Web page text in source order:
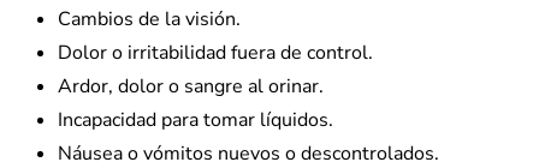
Cambios de la visión.
Dolor o irritabilidad fuera de control.
Ardor, dolor o sangre al orinar.
Incapacidad para tomar líquidos.
Náusea o vómitos nuevos o descontrolados.